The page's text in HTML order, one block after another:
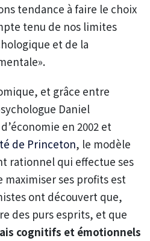
tendance à faire le choix
tenu de nos limites
et de la
et grâce entre
Daniel
en 2002 et
de Princeton, le modèle
rationnel qui effectue ses
maximiser ses profits est
ont découvert que,
des purs esprits, et que
cognitifs et émotionnels